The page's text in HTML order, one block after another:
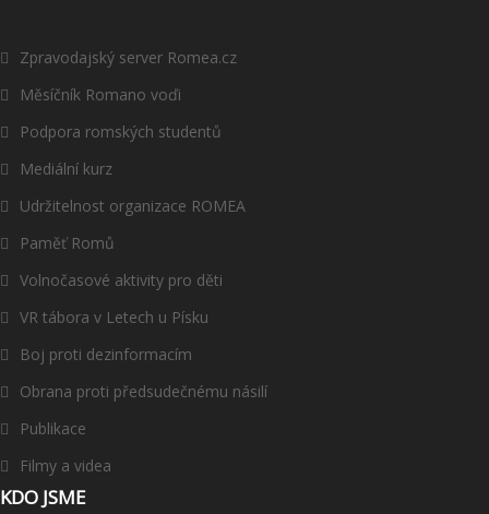
Zpravodajský server Romea.cz
Měsíčník Romano voďi
Podpora romských studentů
Mediální kurz
Udržitelnost organizace ROMEA
Paměť Romů
Volnočasové aktivity pro děti
VR tábora v Letech u Písku
Boj proti dezinformacím
Obrana proti předsudečnému násilí
Publikace
Filmy a videa
KDO JSME